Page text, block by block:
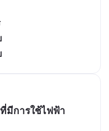
มีการใช้ไฟฟ้า